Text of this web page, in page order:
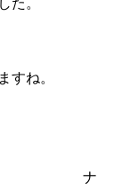
た。
すね。